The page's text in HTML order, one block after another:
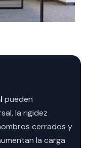
pueden
la rigidez
cerrados y
la carga